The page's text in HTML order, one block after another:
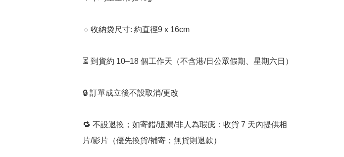
🔹收納袋尺寸: 約直徑9 x 16cm
⏳ 到貨約 10–18 個工作天（不含港/日公眾假期、星期六日）
🔒 訂單成立後不設取消/更改
🔁 不設退換；如寄錯/遺漏/非人為瑕疵：收貨 7 天內提供相
片/影片（優先換貨/補寄；無貨則退款）